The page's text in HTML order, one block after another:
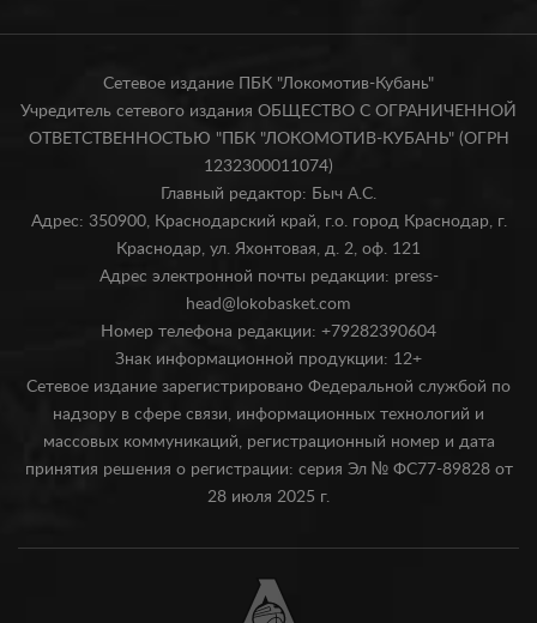
Сетевое издание ПБК "Локомотив-Кубань"
Учредитель сетевого издания ОБЩЕСТВО С ОГРАНИЧЕННОЙ
ОТВЕТСТВЕННОСТЬЮ "ПБК "ЛОКОМОТИВ-КУБАНЬ" (ОГРН
1232300011074)
Главный редактор: Быч А.С.
Адрес: 350900, Краснодарский край, г.о. город Краснодар, г.
Краснодар, ул. Яхонтовая, д. 2, оф. 121
Адрес электронной почты редакции: press-
head@lokobasket.com
Номер телефона редакции: +79282390604
Знак информационной продукции: 12+
Сетевое издание зарегистрировано Федеральной службой по
надзору в сфере связи, информационных технологий и
массовых коммуникаций, регистрационный номер и дата
принятия решения о регистрации: серия Эл № ФС77-89828 от
28 июля 2025 г.